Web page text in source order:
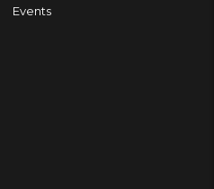
Events